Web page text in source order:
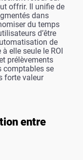
offrir. Il unifie de
dans
du temps
d’être
de
elle seule le ROI
prélèvements
comptables se
forte valeur
entre